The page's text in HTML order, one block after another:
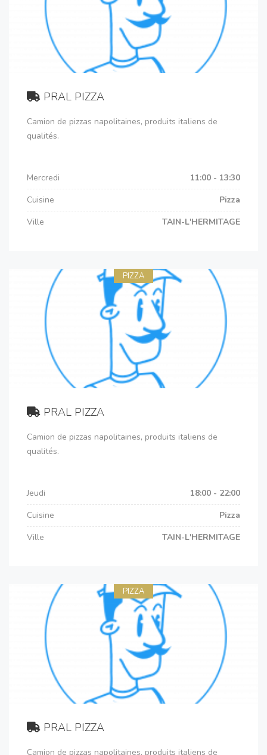
PRAL PIZZA
Camion de pizzas napolitaines, produits italiens de
qualités.
Mercredi
11:00 - 13:30
Cuisine
Pizza
Ville
TAIN-L'HERMITAGE
PIZZA
PRAL PIZZA
Camion de pizzas napolitaines, produits italiens de
qualités.
Jeudi
18:00 - 22:00
Cuisine
Pizza
Ville
TAIN-L'HERMITAGE
PIZZA
PRAL PIZZA
Camion de pizzas napolitaines, produits italiens de